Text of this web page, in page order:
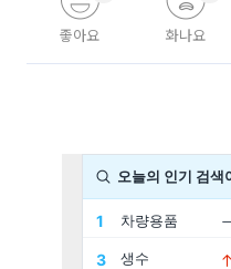
좋아요 화나요